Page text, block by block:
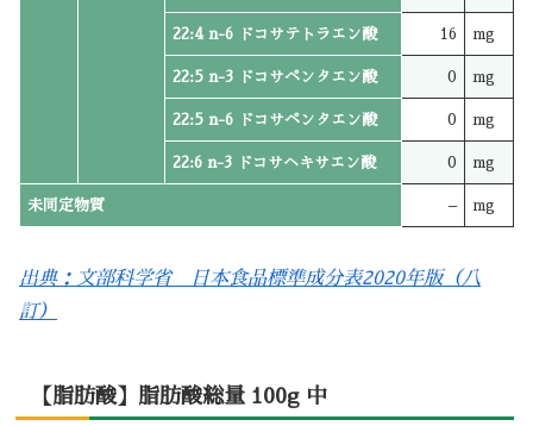
22:4 n-6 ドコサテトラエン酸 16 mg
22:5 n-3 ドコサペンタエン酸 0 mg
22:5 n-6 ドコサペンタエン酸 0 mg
22:6 n-3 ドコサヘキサエン酸 0 mg
未同定物質 – mg
出典：文部科学省 日本食品標準成分表2020年版（八
訂）
【脂肪酸】脂肪酸総量 100g 中